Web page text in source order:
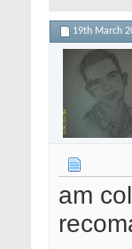
19th March
am